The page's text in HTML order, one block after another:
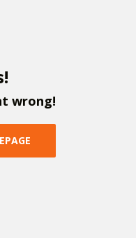
!
t wrong!
EPAGE